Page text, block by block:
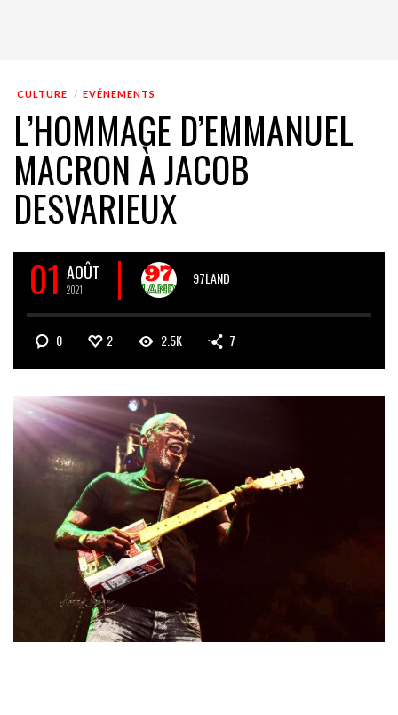
CULTURE EVÉNEMENTS
L’HOMMAGE D’EMMANUEL
MACRON À JACOB
DESVARIEUX
01 AOÛT
2021
97LAND
0 2 2.5K 7